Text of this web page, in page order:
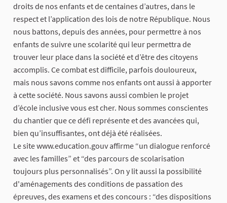
droits de nos enfants et de centaines d’autres, dans le
respect et l’application des lois de notre République. Nous
nous battons, depuis des années, pour permettre à nos
enfants de suivre une scolarité qui leur permettra de
trouver leur place dans la société et d’être des citoyens
accomplis. Ce combat est difficile, parfois douloureux,
mais nous savons comme nos enfants ont aussi à apporter
à cette société. Nous savons aussi combien le projet
d’école inclusive vous est cher. Nous sommes conscientes
du chantier que ce défi représente et des avancées qui,
bien qu’insuffisantes, ont déjà été réalisées.
Le site www.education.gouv affirme “un dialogue renforcé
avec les familles” et “des parcours de scolarisation
toujours plus personnalisés”. On y lit aussi la possibilité
d'aménagements des conditions de passation des
épreuves, des examens et des concours : “des dispositions